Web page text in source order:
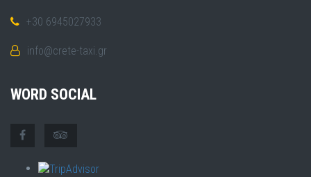
+30 6945027933
info@crete-taxi.gr
WORD SOCIAL